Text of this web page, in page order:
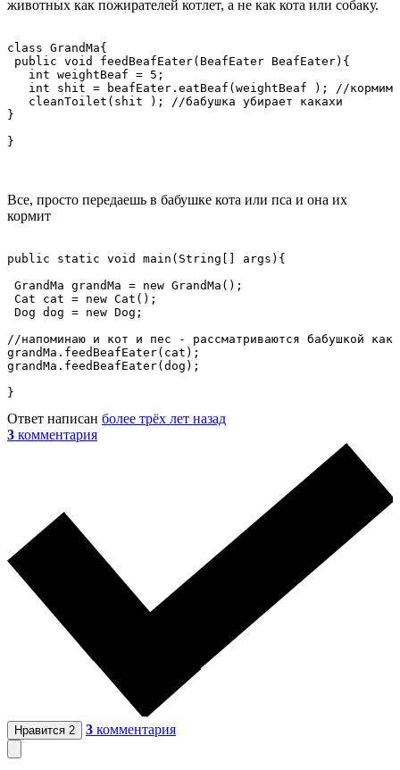
животных как пожирателей котлет, а не как кота или собаку.
class GrandMa{
public void feedBeafEater(BeafEater BeafEater){
   int weightBeaf = 5;
int shit = beafEater.eatBeaf(weightBeaf ); //
   cleanToilet(shit ); //бабушка убирает какахи
}
}
Все, просто передаешь в бабушке кота или пса и она их
кормит
public static void main(String[] args){
GrandMa grandMa = new GrandMa();
Cat cat = new Cat();
Dog dog = new Dog;
//напоминаю и кот и пес - рассматриваются бабушкой как
grandMa.feedBeafEater(cat);
grandMa.feedBeafEater(dog);
}
Ответ написан более трёх лет назад
3 комментария
Нравится 2 3 комментария